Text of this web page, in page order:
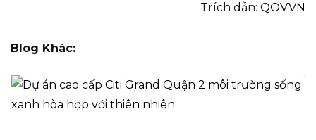
Trích dẫn: QOV.VN
Blog Khác: